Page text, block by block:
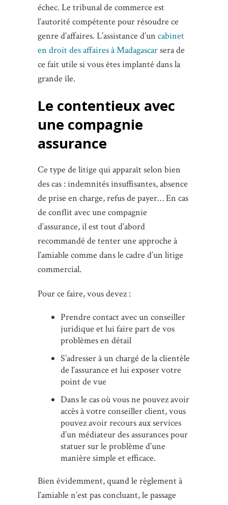
échec. Le tribunal de commerce est
l’autorité compétente pour résoudre ce
genre d’affaires. L’assistance d’un cabinet
en droit des affaires à Madagascarsera de
ce fait utile si vous êtes implanté dans la
grande île.
Le contentieux avec
une compagnie
assurance
Ce type de litige qui apparaît selon bien
des cas : indemnités insuffisantes, absence
de prise en charge, refus de payer… En cas
de conflit avec une compagnie
d’assurance, il est tout d’abord
recommandé de tenter une approche à
l’amiable comme dans le cadre d’un litige
commercial.
Pour ce faire, vous devez :
Prendre contact avec un conseiller
juridique et lui faire part de vos
problèmes en détail
S’adresser à un chargé de la clientèle
de l’assurance et lui exposer votre
point de vue
Dans le cas où vous ne pouvez avoir
accès à votre conseiller client, vous
pouvez avoir recours aux services
d’un médiateur des assurances pour
statuer sur le problème d’une
manière simple et efficace.
Bien évidemment, quand le règlement à
l’amiable n’est pas concluant, le passage